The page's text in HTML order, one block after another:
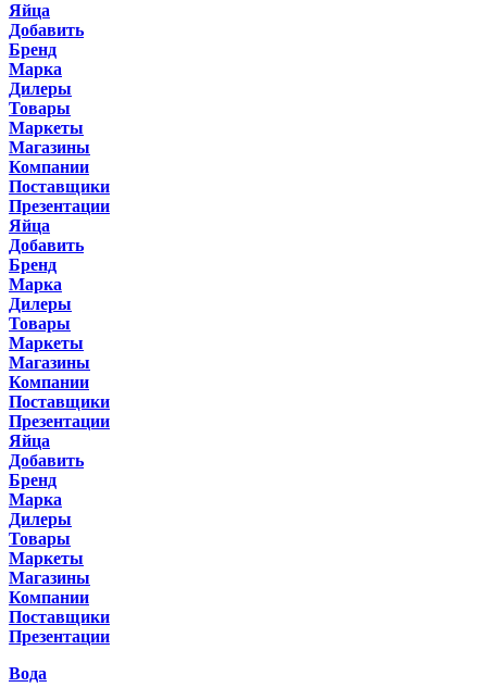
Яйца
Добавить
Бренд
Марка
Дилеры
Товары
Маркеты
Магазины
Компании
Поставщики
Презентации
Яйца
Добавить
Бренд
Марка
Дилеры
Товары
Маркеты
Магазины
Компании
Поставщики
Презентации
Яйца
Добавить
Бренд
Марка
Дилеры
Товары
Маркеты
Магазины
Компании
Поставщики
Презентации
Вода